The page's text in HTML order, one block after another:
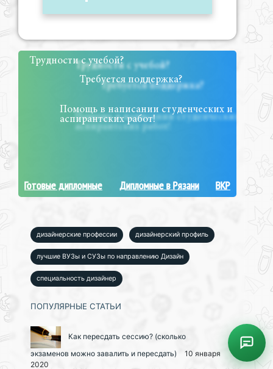
Трудности с учебой?
Требуется поддержка?
Помощь в написании студенческих и
аспирантских работ!
Готовые дипломные Дипломные в Рязани ВКР
дизайнерские профессии дизайнерский профиль
лучшие ВУЗы и СУЗы по направлению Дизайн
специальность дизайнер
ПОПУЛЯРНЫЕ СТАТЬИ
Как пересдать сессию? (сколько
экзаменов можно завалить и пересдать)
10 января
2020